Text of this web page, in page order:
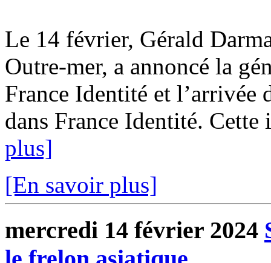
Le 14 février, Gérald
Outre-mer, a annoncé la
France Identité et l’arrivée
dans France Identité.
plus]
[En savoir plus]
mercredi 14 février 2024